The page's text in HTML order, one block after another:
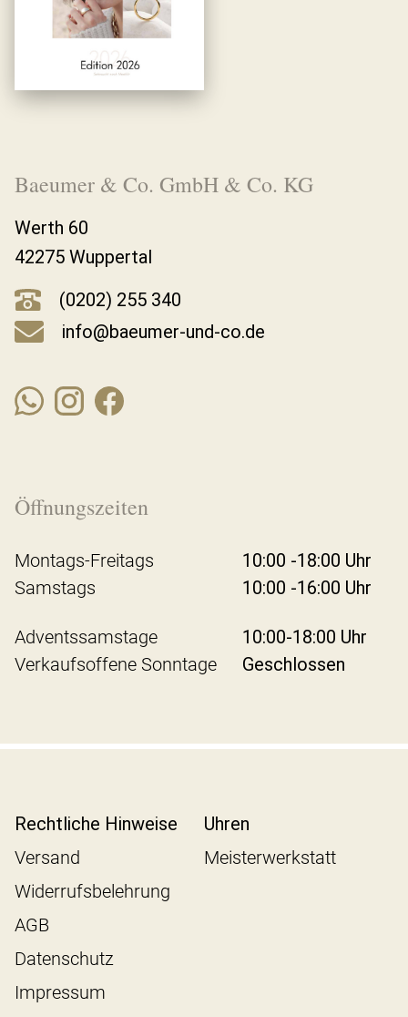
Baeumer & Co. GmbH & Co. KG
Werth 60
42275 Wuppertal
(0202) 255 340
info@baeumer-und-co.de
Öffnungszeiten
Montags-Freitags
10:00 -18:00 Uhr
Samstags
10:00 -16:00 Uhr
Adventssamstage
10:00-18:00 Uhr
Verkaufsoffene Sonntage
Geschlossen
Rechtliche Hinweise
Versand
Widerrufsbelehrung
AGB
Datenschutz
Impressum
Uhren
Meisterwerkstatt